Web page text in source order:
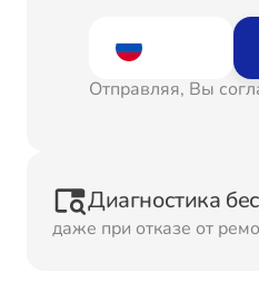
Отправляя, Вы
Диагностика
даже при отказе от